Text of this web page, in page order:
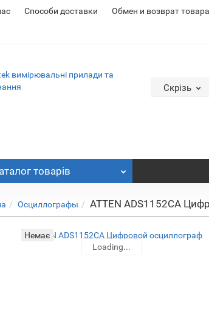
Cпособи доставки Обмен и возврат товара
Скрізь
товарів
Осциллографы ATTEN ADS1152CA
Немає
Loading...
Loading...